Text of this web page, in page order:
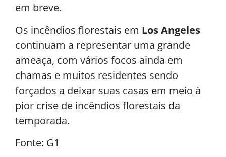
em breve.
Os incêndios florestais em Los Angeles
continuam a representar uma grande
ameaça, com vários focos ainda em
chamas e muitos residentes sendo
forçados a deixar suas casas em meio à
pior crise de incêndios florestais da
temporada.
Fonte: G1